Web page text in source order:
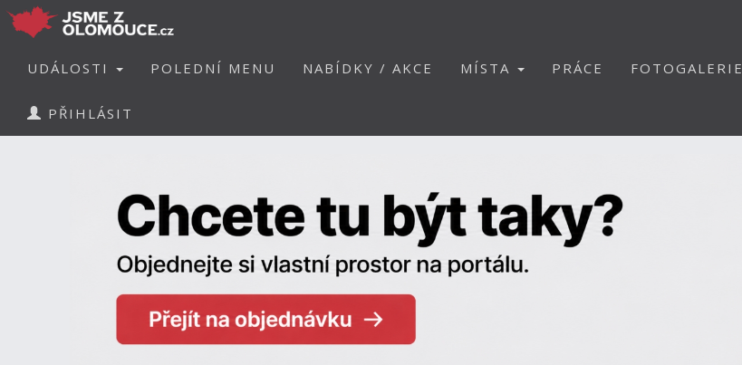
UDÁLOSTI POLEDNÍ MENU NABÍDKY / AKCE MÍSTA PRÁCE FOTOGALERIE
PŘIHLÁSIT